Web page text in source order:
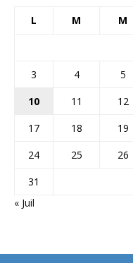
L M M
3
4 5
10
11 12
17
18 19
24
25 26
31
« Juil